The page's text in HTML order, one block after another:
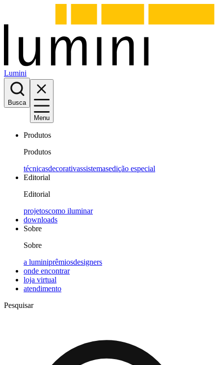
Lumini
Busca
Menu
Produtos
Produtos
técnicasdecorativassistemasedição especial
Editorial
Editorial
projetoscomo iluminar
downloads
Sobre
Sobre
a luminiprêmiosdesigners
onde encontrar
loja virtual
atendimento
Pesquisar